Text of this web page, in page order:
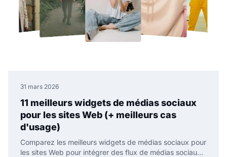
31 mars 2026
11 meilleurs widgets de médias sociaux
pour les sites Web (+ meilleurs cas
d'usage)
Comparez les meilleurs widgets de médias sociaux pour
les sites Web pour intégrer des flux de médias sociaux,